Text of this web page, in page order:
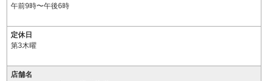
午前9時〜午後6時
定休日
第3木曜
店舗名